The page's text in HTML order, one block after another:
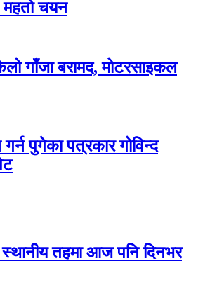
महतो चयन
गाँजा बरामद, मोटरसाइकल
पुगेका पत्रकार गोविन्द
तहमा आज पनि दिनभर